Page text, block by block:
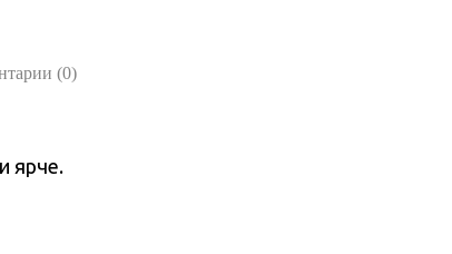
(0)
ярче.